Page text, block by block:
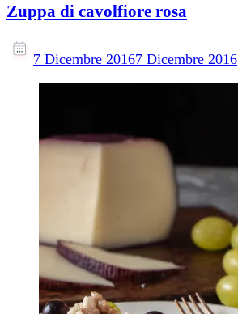
Zuppa di cavolfiore rosa
7 Dicembre 20167 Dicembre 2016